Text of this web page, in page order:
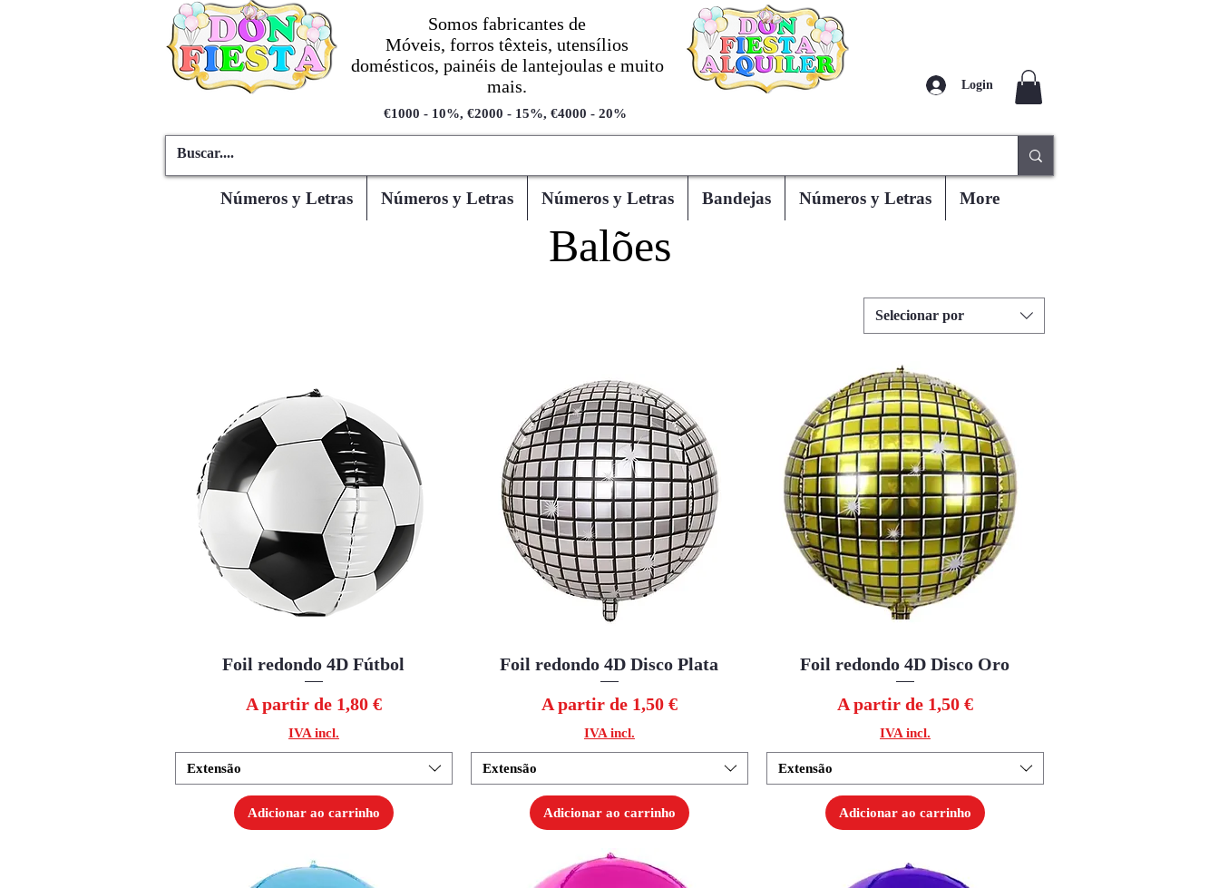
Somos fabricantes de
Móveis, forros têxteis, utensílios
domésticos, painéis de lantejoulas e muito
mais.
€1000 - 10%, €2000 - 15%, €4000 - 20%
Login
Números y Letras Números y Letras Números y Letras Bandejas Números y Letras More
Balões
Selecionar por
Visualização rápida
Foil redondo 4D Fútbol
A partir de 1,80 €
Preço promocional
IVA incl.
Extensão
Adicionar ao carrinho
Visualização rápida
Foil redondo 4D Disco Plata
A partir de 1,50 €
Preço promocional
IVA incl.
Extensão
Adicionar ao carrinho
Visualização rápida
Foil redondo 4D Disco Oro
A partir de 1,50 €
Preço promocional
IVA incl.
Extensão
Adicionar ao carrinho